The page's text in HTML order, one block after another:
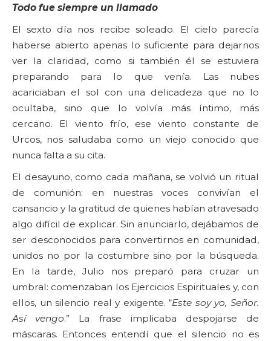
Todo fue siempre un llamado
El sexto día nos recibe soleado. El cielo parecía
haberse abierto apenas lo suficiente para dejarnos
ver la claridad, como si también él se estuviera
preparando para lo que venía. Las nubes
acariciaban el sol con una delicadeza que no lo
ocultaba, sino que lo volvía más íntimo, más
cercano. El viento frío, ese viento constante de
Urcos, nos saludaba como un viejo conocido que
nunca falta a su cita.
El desayuno, como cada mañana, se volvió un ritual
de comunión: en nuestras voces convivían el
cansancio y la gratitud de quienes habían atravesado
algo difícil de explicar. Sin anunciarlo, dejábamos de
ser desconocidos para convertirnos en comunidad,
unidos no por la costumbre sino por la búsqueda.
En la tarde, Julio nos preparó para cruzar un
umbral: comenzaban los Ejercicios Espirituales y, con
ellos, un silencio real y exigente. “Este soy yo, Señor.
Así vengo.” La frase implicaba despojarse de
máscaras. Entonces entendí que el silencio no es